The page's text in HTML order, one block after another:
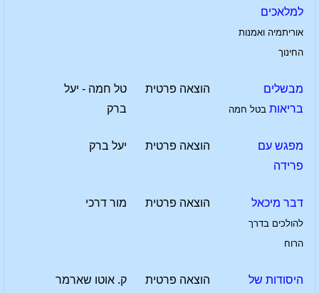
למלאכים
אוריתמיה ואמנות
החינוך
מבשלים
בריאות בטל חמה
הוצאה פרטית
טל חמה - יעל
ברק
מפגש עם
פרידה
הוצאה פרטית יעל ברק
דבר מיכאל
להולכים בדרך
הרוח
הוצאה פרטית מור דרכי
היסודות של
הוצאה פרטית ק. אוטו שארמר